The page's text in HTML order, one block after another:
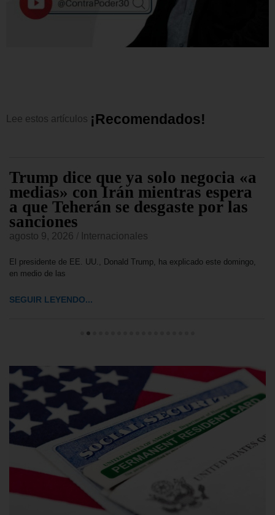
Lee estos artículos ¡Recomendados!
Trump dice que ya solo negocia «a
medias» con Irán mientras espera
a que Teherán se desgaste por las
sanciones
agosto 9, 2026 Internacionales
El presidente de EE. UU., Donald Trump, ha explicado este domingo,
en medio de las
SEGUIR LEYENDO...